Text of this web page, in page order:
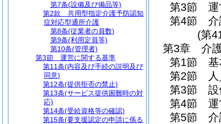
第3節
第4節
(第
第3章
介
第1節
第2節
第3節
第4節
第5節
第7条(設備及び備品等)
第2款
共用型指定介護予防認知
症対応型通所介護
第8条(従業者の員数)
第9条(利用定員等)
第10条(管理者)
第3節
運営に関する基準
第11条(内容及び手続の説明及び
同意)
第12条(提供拒否の禁止)
第13条(サービス提供困難時の対
応)
第14条(受給資格等の確認)
第15条(要支援認定の申請に係る